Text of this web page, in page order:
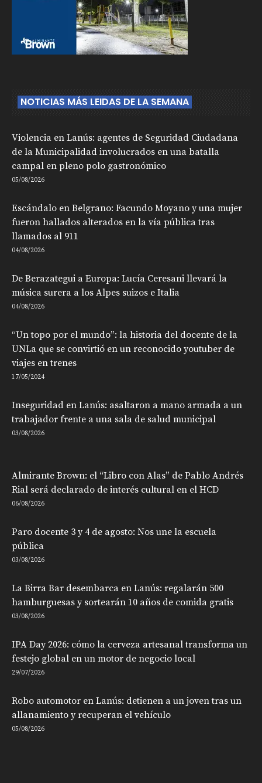
NOTICIAS MÁS LEIDAS DE LA SEMANA
Violencia en Lanús: agentes de Seguridad Ciudadana
de la Municipalidad involucrados en una batalla
campal en pleno polo gastronómico
05/08/2026
Escándalo en Belgrano: Facundo Moyano y una mujer
fueron hallados alterados en la vía pública tras
llamados al 911
04/08/2026
De Berazategui a Europa: Lucía Ceresani llevará la
música surera a los Alpes suizos e Italia
04/08/2026
“Un topo por el mundo”: la historia del docente de la
UNLa que se convirtió en un reconocido youtuber de
viajes en trenes
17/05/2024
Inseguridad en Lanús: asaltaron a mano armada a un
trabajador frente a una sala de salud municipal
03/08/2026
Almirante Brown: el “Libro con Alas” de Pablo Andrés
Rial será declarado de interés cultural en el HCD
06/08/2026
Paro docente 3 y 4 de agosto: Nos une la escuela
pública
03/08/2026
La Birra Bar desembarca en Lanús: regalarán 500
hamburguesas y sortearán 10 años de comida gratis
03/08/2026
IPA Day 2026: cómo la cerveza artesanal transforma un
festejo global en un motor de negocio local
29/07/2026
Robo automotor en Lanús: detienen a un joven tras un
allanamiento y recuperan el vehículo
05/08/2026